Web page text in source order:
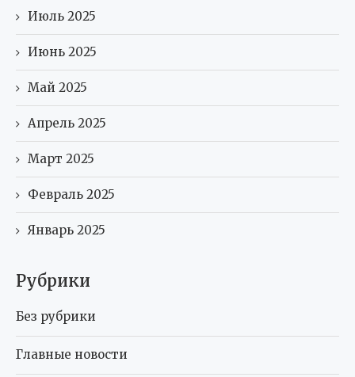
Июль 2025
Июнь 2025
Май 2025
Апрель 2025
Март 2025
Февраль 2025
Январь 2025
Рубрики
Без рубрики
Главные новости